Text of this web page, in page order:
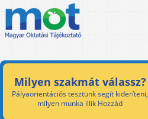
Milyen szakmát válassz?
Pályaorientációs tesztünk segít kideríteni,
milyen munka illik Hozzád